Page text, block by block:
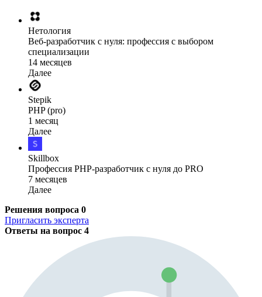
Нетология
Веб-разработчик с нуля: профессия с выбором
специализации
14 месяцев
Далее
Stepik
PHP (pro)
1 месяц
Далее
Skillbox
Профессия PHP-разработчик с нуля до PRO
7 месяцев
Далее
Решения вопроса 0
Пригласить эксперта
Ответы на вопрос 4